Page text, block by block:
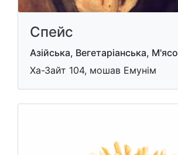
Спейс
Азійська, Вегетаріанська, М'ясо
Ха-Зайт 104, мошав Емунім